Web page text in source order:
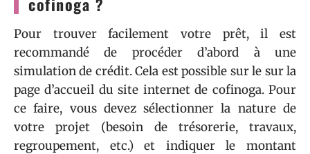
Pour trouver facilement votre prêt, il est
recommandé de procéder d’abord à une
simulation de crédit. Cela est possible sur le sur la
page d’accueil du site internet de cofinoga. Pour
ce faire, vous devez sélectionner la nature de
votre projet (besoin de trésorerie, travaux,
regroupement, etc.) et indiquer le montant